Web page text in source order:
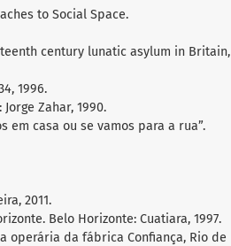
to Social Space.
century lunatic asylum in Britain,
1996.
Zahar, 1990.
em casa ou se vamos para a rua”.
2011.
Belo Horizonte: Cuatiara, 1997.
operária da fábrica Confiança, Rio de